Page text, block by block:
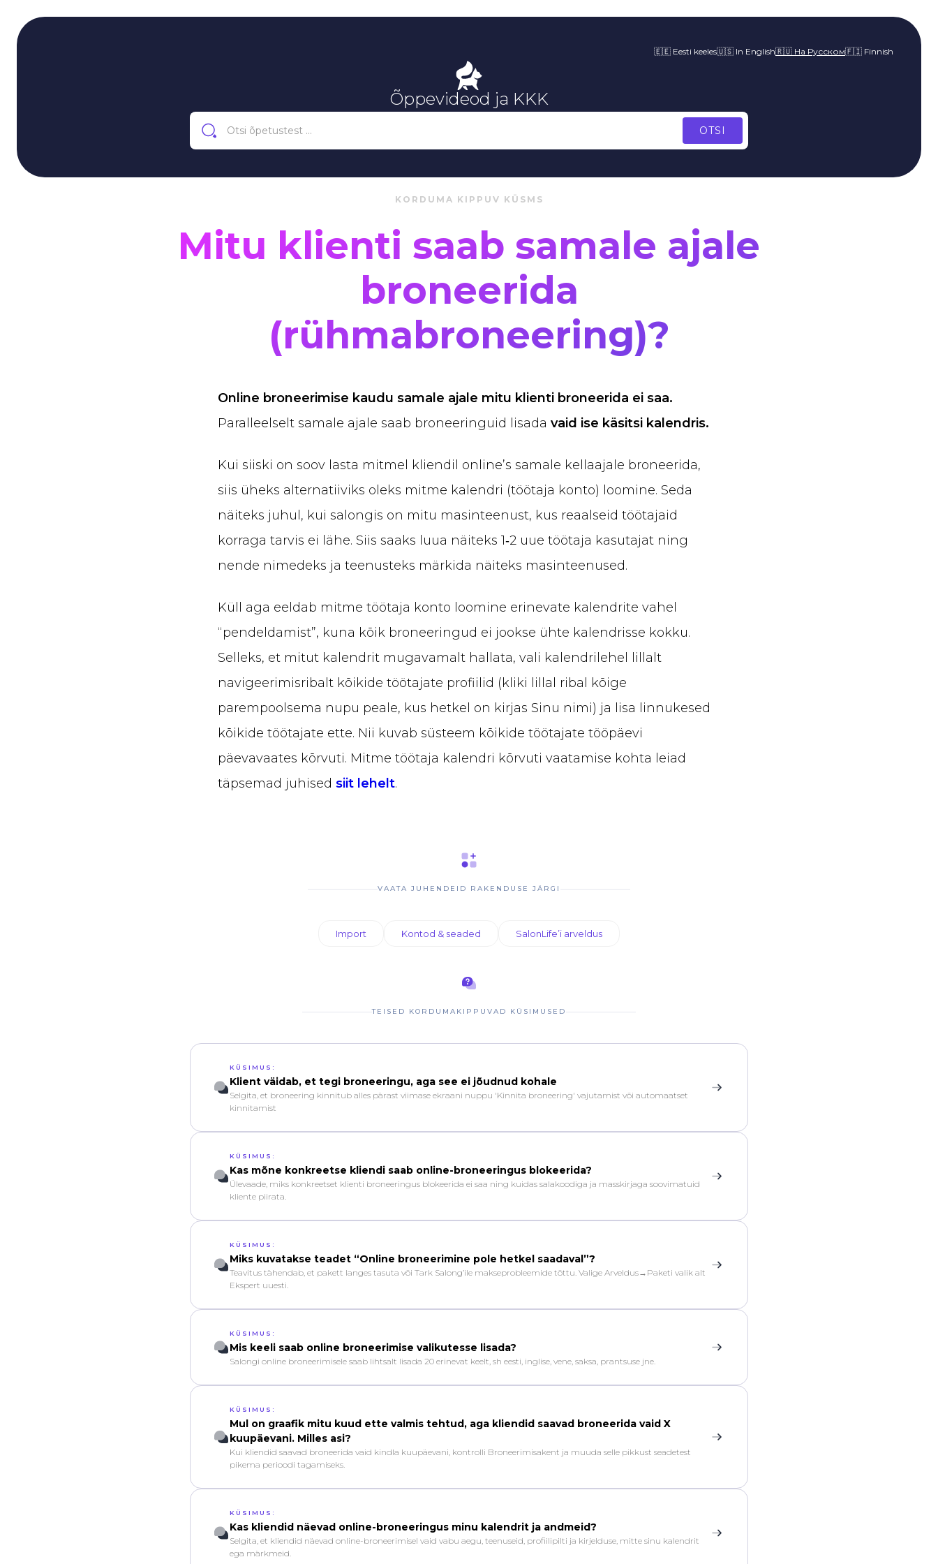
🇪🇪 Eesti keeles🇺🇸 In English🇷🇺 На Русском🇫🇮 Finnish
Õppevideod ja KKK
KORDUMA KIPPUV KÜSMS
Mitu klienti saab samale ajale
broneerida
(rühmabroneering)?
Online broneerimise kaudu samale ajale mitu klienti broneerida ei saa.
Paralleelselt samale ajale saab broneeringuid lisada vaid ise käsitsi kalendris.
Kui siiski on soov lasta mitmel kliendil online’s samale kellaajale broneerida,
siis üheks alternatiiviks oleks mitme kalendri (töötaja konto) loomine. Seda
näiteks juhul, kui salongis on mitu masinteenust, kus reaalseid töötajaid
korraga tarvis ei lähe. Siis saaks luua näiteks 1‑2 uue töötaja kasutajat ning
nende nimedeks ja teenusteks märkida näiteks masinteenused.
Küll aga eeldab mitme töötaja konto loomine erinevate kalendrite vahel
“pendeldamist”, kuna kõik broneeringud ei jookse ühte kalendrisse kokku.
Selleks, et mitut kalendrit mugavamalt hallata, vali kalendrilehel lillalt
navigeerimisribalt kõikide töötajate profiilid (kliki lillal ribal kõige
parempoolsema nupu peale, kus hetkel on kirjas Sinu nimi) ja lisa linnukesed
kõikide töötajate ette. Nii kuvab süsteem kõikide töötajate tööpäevi
päevavaates kõrvuti. Mitme töötaja kalendri kõrvuti vaatamise kohta leiad
täpsemad juhised siit lehelt.
VAATA JUHENDEID RAKENDUSE JÄRGI
Import Kontod & seaded SalonLife’i arveldus
TEISED KORDUMAKIPPUVAD KÜSIMUSED
KÜSIMUS:
Klient väidab, et tegi broneeringu, aga see ei jõudnud kohale
Selgita, et broneering kinnitub alles pärast viimase ekraani nuppu 'Kinnita broneering' vajutamist või automaatset
kinnitamist
KÜSIMUS:
Kas mõne konkreetse kliendi saab online-broneeringus blokeerida?
Ülevaade, miks konkreetset klienti broneeringus blokeerida ei saa ning kuidas salakoodiga ja masskirjaga soovimatuid
kliente piirata.
KÜSIMUS:
Miks kuvatakse teadet “Online broneerimine pole hetkel saadaval”?
Teavitus tähendab, et pakett langes tasuta või Tark Salong’ile makseprobleemide tõttu. Valige Arveldus→Paketi valik alt
Ekspert uuesti.
KÜSIMUS:
Mis keeli saab online broneerimise valikutesse lisada?
Salongi online broneerimisele saab lihtsalt lisada 20 erinevat keelt, sh eesti, inglise, vene, saksa, prantsuse jne.
KÜSIMUS:
Mul on graafik mitu kuud ette valmis tehtud, aga kliendid saavad broneerida vaid X
kuupäevani. Milles asi?
Kui kliendid saavad broneerida vaid kindla kuupäevani, kontrolli Broneerimisakent ja muuda selle pikkust seadetest
pikema perioodi tagamiseks.
KÜSIMUS:
Kas kliendid näevad online-broneeringus minu kalendrit ja andmeid?
Selgita, et kliendid näevad online-broneerimisel vaid vabu aegu, teenuseid, profiilipilti ja kirjelduse, mitte sinu kalendrit
ega märkmeid.